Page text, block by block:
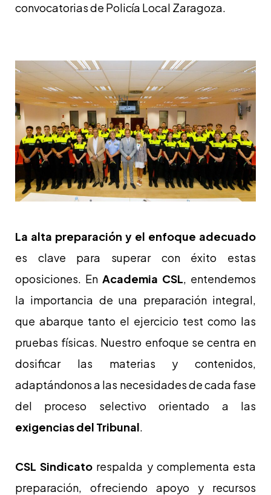
convocatorias de Policía Local Zaragoza.
La alta preparación y el enfoque adecuado
es clave para superar con éxito estas
oposiciones. En Academia CSL, entendemos
la importancia de una preparación integral,
que abarque tanto el ejercicio test como las
pruebas físicas. Nuestro enfoque se centra en
dosificar las materias y contenidos,
adaptándonos a las necesidades de cada fase
del proceso selectivo orientado a las
exigencias del Tribunal.
CSL Sindicato respalda y complementa esta
preparación, ofreciendo apoyo y recursos